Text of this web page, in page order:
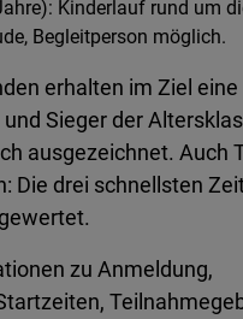
Kinderlauf rund um
Begleitperson möglich.
erhalten im Ziel
Sieger der
ausgezeichnet. Auch
Die drei schnellsten
zu Anmeldung,